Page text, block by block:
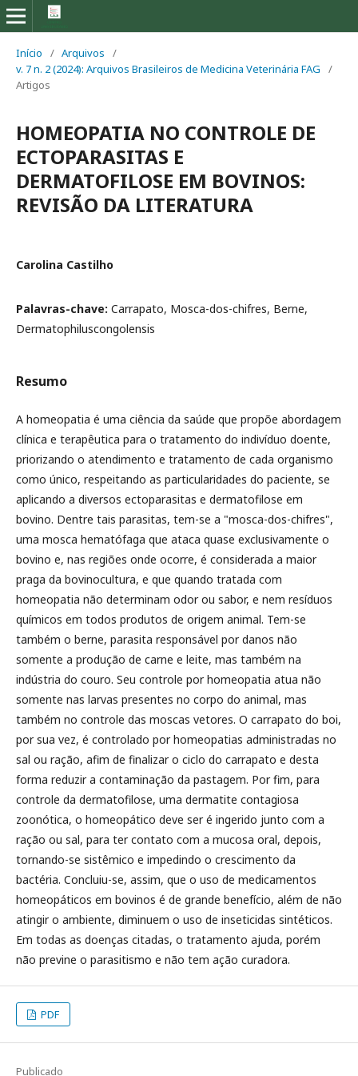
Início / Arquivos
/
v. 7 n. 2 (2024): Arquivos Brasileiros de Medicina Veterinária FAG
/
Artigos
HOMEOPATIA NO CONTROLE DE
ECTOPARASITAS E
DERMATOFILOSE EM BOVINOS:
REVISÃO DA LITERATURA
Carolina Castilho
Palavras-chave: Carrapato, Mosca-dos-chifres, Berne,
Dermatophiluscongolensis
Resumo
A homeopatia é uma ciência da saúde que propõe abordagem
clínica e terapêutica para o tratamento do indivíduo doente,
priorizando o atendimento e tratamento de cada organismo
como único, respeitando as particularidades do paciente, se
aplicando a diversos ectoparasitas e dermatofilose em
bovino. Dentre tais parasitas, tem-se a "mosca-dos-chifres",
uma mosca hematófaga que ataca quase exclusivamente o
bovino e, nas regiões onde ocorre, é considerada a maior
praga da bovinocultura, e que quando tratada com
homeopatia não determinam odor ou sabor, e nem resíduos
químicos em todos produtos de origem animal. Tem-se
também o berne, parasita responsável por danos não
somente a produção de carne e leite, mas também na
indústria do couro. Seu controle por homeopatia atua não
somente nas larvas presentes no corpo do animal, mas
também no controle das moscas vetores. O carrapato do boi,
por sua vez, é controlado por homeopatias administradas no
sal ou ração, afim de finalizar o ciclo do carrapato e desta
forma reduzir a contaminação da pastagem. Por fim, para
controle da dermatofilose, uma dermatite contagiosa
zoonótica, o homeopático deve ser é ingerido junto com a
ração ou sal, para ter contato com a mucosa oral, depois,
tornando-se sistêmico e impedindo o crescimento da
bactéria. Concluiu-se, assim, que o uso de medicamentos
homeopáticos em bovinos é de grande benefício, além de não
atingir o ambiente, diminuem o uso de inseticidas sintéticos.
Em todas as doenças citadas, o tratamento ajuda, porém
não previne o parasitismo e não tem ação curadora.
PDF
Publicado